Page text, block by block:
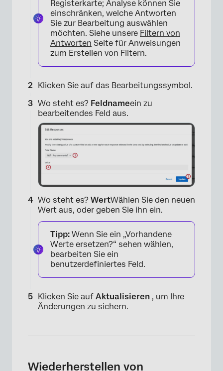
×
×
Registerkarte; Analyse können Sie
einschränken, welche Antworten
Sie zur Bearbeitung auswählen
möchten. Siehe unsere Filtern von
Antworten Seite für Anweisungen
zum Erstellen von Filtern.
Klicken Sie auf das Bearbeitungssymbol.
Wo steht es? Feldnameein zu
bearbeitendes Feld aus.
Wo steht es? WertWählen Sie den neuen
Wert aus, oder geben Sie ihn ein.
Tipp: Wenn Sie ein „Vorhandene
Werte ersetzen?“ sehen wählen,
bearbeiten Sie ein
benutzerdefiniertes Feld.
Klicken Sie auf Aktualisieren , um Ihre
Änderungen zu sichern.
Wiederherstellen von